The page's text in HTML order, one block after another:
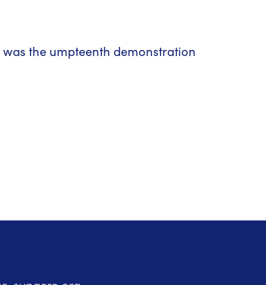
was the umpteenth demonstration